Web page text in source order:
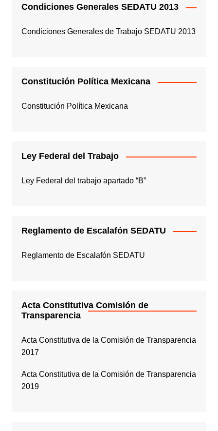
Condiciones Generales SEDATU 2013
Condiciones Generales de Trabajo SEDATU 2013
Constitución Política Mexicana
Constitución Política Mexicana
Ley Federal del Trabajo
Ley Federal del trabajo apartado “B”
Reglamento de Escalafón SEDATU
Reglamento de Escalafón SEDATU
Acta Constitutiva Comisión de
Transparencia
Acta Constitutiva de la Comisión de Transparencia
2017
Acta Constitutiva de la Comisión de Transparencia
2019